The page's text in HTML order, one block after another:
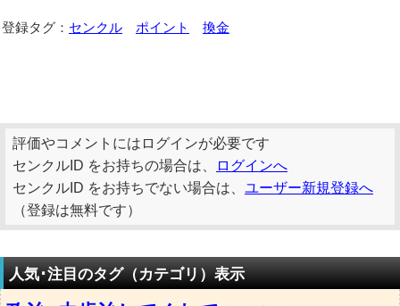
登録タグ： センクル ポイント 換金
評価やコメントにはログインが必要です
センクルID をお持ちの場合は、
ログインへ
センクルID をお持ちでない場合は、 ユーザー新規登録へ
（登録は無料です）
人気･注目のタグ（カテゴリ）表示